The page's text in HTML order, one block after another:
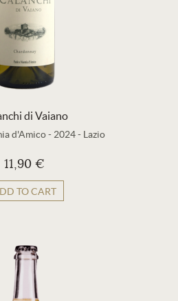
di Vaiano
d'Amico- 2024- Lazio
11,90 €
TO CART